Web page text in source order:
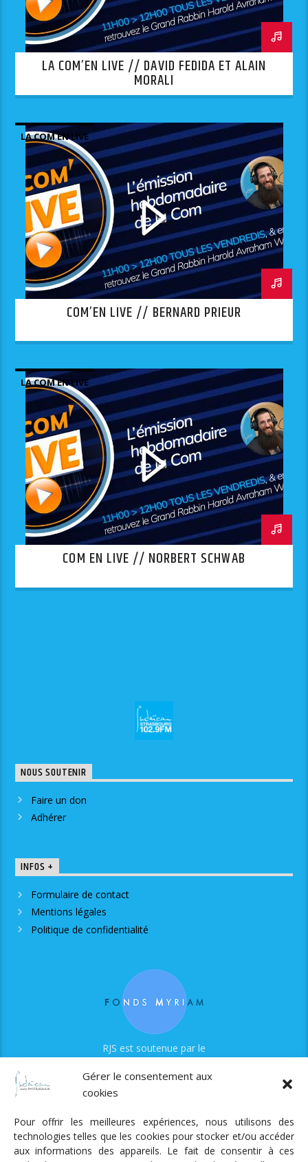
Gérer le consentement aux
cookies
Pour offrir les meilleures expériences, nous utilisons des
technologies telles que les cookies pour stocker et/ou accéder
aux informations des appareils. Le fait de consentir à ces
LA COM’EN LIVE // DAVID FEDIDA ET ALAIN
MORALI
LA COM EN LIVE
COM’EN LIVE // BERNARD PRIEUR
LA COM EN LIVE
COM EN LIVE // NORBERT SCHWAB
NOUS SOUTENIR
Faire un don
Adhérer
INFOS +
Formulaire de contact
Mentions légales
Politique de confidentialité
RJS est soutenue par le